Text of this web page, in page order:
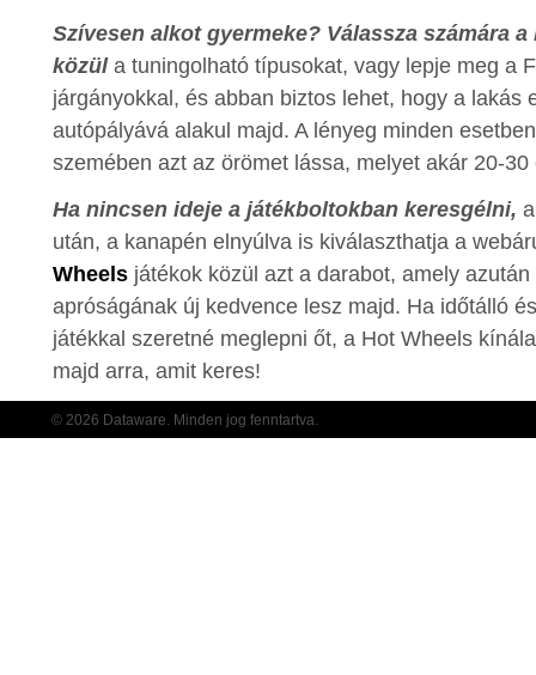
Szívesen alkot gyermeke? Válassza számára
közüla tuningolható típusokat, vagy lepje meg a
járgányokkal, és abban biztos lehet, hogy a lakás
autópályává alakul majd. A lényeg minden
szemében azt az örömet lássa, melyet akár 20-
Ha nincsen ideje a játékboltokban keresgélni,
után, a kanapén elnyúlva is kiválaszthatja a
Wheels játékok közül azt a darabot, amely
apróságának új kedvence lesz majd. Ha időtálló
játékkal szeretné meglepni őt, a Hot Wheels
majd arra, amit keres!
© 2026 Dataware. Minden jog fenntartva.